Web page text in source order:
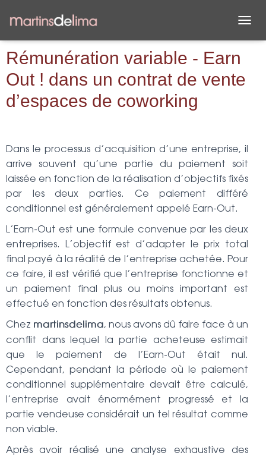
É
E
V
I
G
A
T
N
Rémunération variable - Earn
Out ! dans un contrat de vente
d’espaces de coworking
Dans le processus d’acquisition d’une entreprise, il
arrive souvent qu’une partie du paiement soit
laissée en fonction de la réalisation d’objectifs fixés
par les deux parties. Ce paiement différé
conditionnel est généralement appelé Earn-Out.
L’Earn-Out est une formule convenue par les deux
entreprises. L’objectif est d’adapter le prix total
final payé à la réalité de l’entreprise achetée. Pour
ce faire, il est vérifié que l’entreprise fonctionne et
un paiement final plus ou moins important est
effectué en fonction des résultats obtenus.
Chez martinsdelima, nous avons dû faire face à un
conflit dans lequel la partie acheteuse estimait
que le paiement de l’Earn-Out était nul.
Cependant, pendant la période où le paiement
conditionnel supplémentaire devait être calculé,
l’entreprise avait énormément progressé et la
partie vendeuse considérait un tel résultat comme
non viable.
Après avoir réalisé une analyse exhaustive des